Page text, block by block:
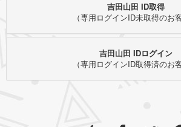
吉田山田 ID取得
（専用ログインID未取得のお
吉田山田 IDログイン
（専用ログインID取得済のお